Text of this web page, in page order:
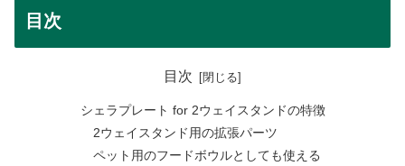
目次
目次
シェラプレート for 2ウェイスタンドの特徴
2ウェイスタンド用の拡張パーツ
ペット用のフードボウルとしても使える